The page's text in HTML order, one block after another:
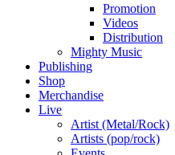
Promotion
Videos
Distribution
Mighty Music
Publishing
Shop
Merchandise
Live
Artist (Metal/Rock)
Artists (pop/rock)